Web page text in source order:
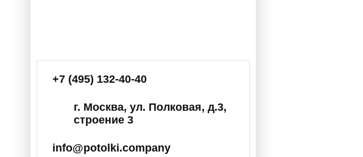
+7 (495) 132-40-40
г. Москва, ул. Полковая, д.3,
строение 3
info@potolki.company